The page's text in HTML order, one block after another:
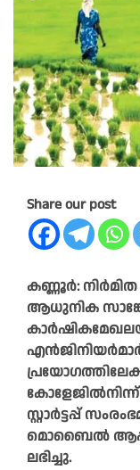
Share our post
കണ്ണൂർ:
ആധുനിക
സ്റ്റാർട്ടപ്പ്
മൊബൈൽ
ലഭിച്ചു.